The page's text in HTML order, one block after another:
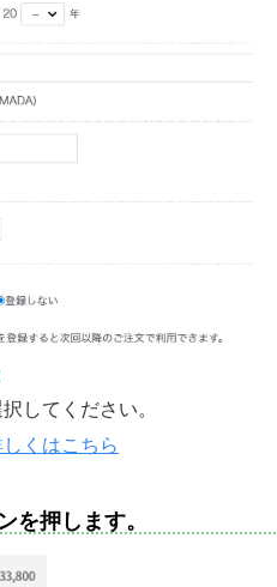
してください。
くはこちら
を押します。